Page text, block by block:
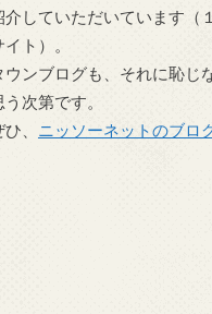
介していただいています（
ト）。
ウンブログも、それに恥じ
次第です。
、 ニッソーネットのブロ